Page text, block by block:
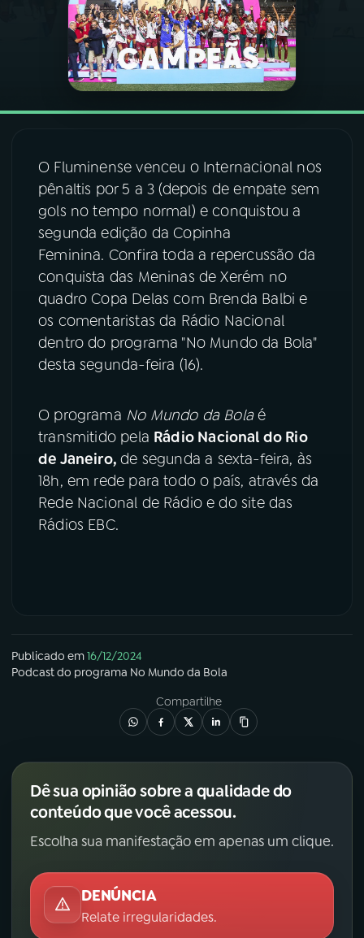
PODCASTS
VIDEOCASTS
08FESTIVAL DE MÚSICA
ACOMPANHE A RÁDIO NACIONAL
YouTube Facebook
Instagram X
TikTok
O Fluminense venceu o Internacional nos
pênaltis por 5 a 3 (depois de empate sem
gols no tempo normal) e conquistou a
segunda edição da Copinha
Feminina. Confira toda a repercussão da
conquista das Meninas de Xerém no
quadro Copa Delas com Brenda Balbi e
os comentaristas da Rádio Nacional
dentro do programa "No Mundo da Bola"
desta segunda-feira (16).
O programa No Mundo da Bolaé
transmitido pela Rádio Nacional do Rio
de Janeiro,de segunda a sexta-feira, às
18h, em rede para todo o país, através da
Rede Nacional de Rádio e do site das
Rádios EBC.
Publicado em16/12/2024
Podcastdo programa No Mundo da Bola
Compartilhe
Dê sua opinião sobre a qualidade do
conteúdo que você acessou.
Escolha sua manifestação em apenas um clique.
DENÚNCIA
Relate irregularidades.